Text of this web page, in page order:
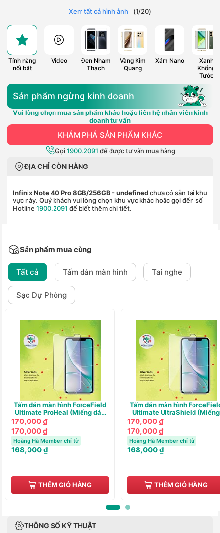
Xem tất cả hình ảnh (1/20)
Tính năng
nổi bật
Video
Đen Nham
Thạch
Vàng Kim
Quang
Xám Nano
Xanh
Khổng
Tước
Sản phẩm ngừng kinh doanh
Vui lòng chọn mua sản phẩm khác hoặc liên hệ nhân viên kinh
doanh tư vấn
KHÁM PHÁ SẢN PHẨM KHÁC
Gọi1900.2091 để được tư vấn mua hàng
ĐỊA CHỈ CÒN HÀNG
Infinix Note 40 Pro 8GB/256GB - undefinedchưa có sẵn tại khu
vực này. Quý khách vui lòng chọn khu vực khác hoặc gọi đến số
Hotline 1900.2091 để biết thêm chi tiết.
Sản phẩm mua cùng
Tất cả Tấm dán màn hình Tai nghe
Sạc Dự Phòng
Tấm dán màn hình ForceField
Ultimate ProHeal (Miếng dán
tự phục hồi)
170,000 ₫
170,000 ₫
Hoàng Hà Member chỉ từ
168,000 ₫
THÊM GIỎ HÀNG
Tấm dán màn hình
Ultimate UltraShield (Miếng
dán UV Siêu cứng)
170,000 ₫
170,000 ₫
Hoàng Hà Member chỉ từ
168,000 ₫
THÊM GIỎ HÀNG
THÔNG SỐ KỸ THUẬT